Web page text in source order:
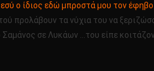
ο ίδιος εδώ μπροστά μου τον έφηβο
προλάβουν τα νύχια του να
σε Λυκάων …του είπε